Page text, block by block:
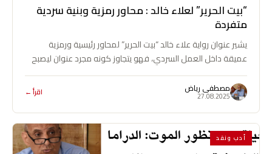
“بيت الحرير” لعلاء خالد : محاور رمزية وبنية سردية
متفردة
يشير عنوان رواية علاء خالد “بيت الحرير” لمحاور رئيسية ورمزية
عميقة داخل العمل السردي، فهو يتجاوز كونه مجرد عنوان ليصبح
استعارة مكثفة…
مصطفى رياض
27.08.2025 اقرأ ←
أدب ونقد